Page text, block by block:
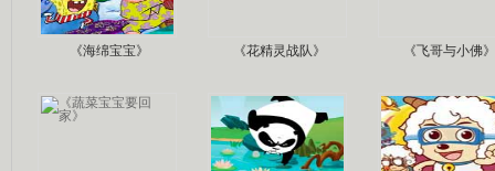
《海绵宝宝》 《花精灵战队》 《飞哥与小佛》